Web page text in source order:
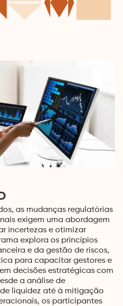
as mudanças regulatórias
exigem uma abordagem
incertezas e otimizar
explora os princípios
e da gestão de riscos,
para capacitar gestores e
decisões estratégicas com
a análise de
liquidez até à mitigação
os participantes